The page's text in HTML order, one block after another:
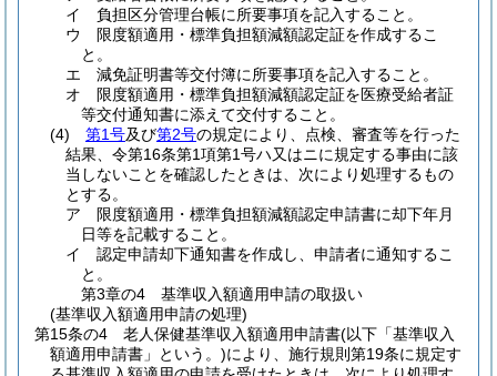
イ
負担区分管理台帳に所要事項を記入すること。
ウ
限度額適用・標準負担額減額認定証を作成するこ
と。
エ
減免証明書等交付簿に所要事項を記入すること。
オ
限度額適用・標準負担額減額認定証を医療受給者証
等交付通知書に添えて交付すること。
(4)
第1号及び第2号の規定により、点検、審査等を行った
結果、令第16条第1項第1号ハ又はニに規定する事由に該
当しないことを確認したときは、次により処理するもの
とする。
ア
限度額適用・標準負担額減額認定申請書に却下年月
日等を記載すること。
イ
認定申請却下通知書を作成し、申請者に通知するこ
と。
第3章の4
基準収入額適用申請の取扱い
(基準収入額適用申請の処理)
第15条の4
老人保健基準収入額適用申請書(以下「基準収入
額適用申請書」という。)により、施行規則第19条に規定す